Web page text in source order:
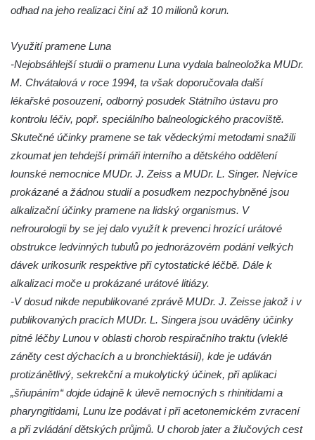
odhad na jeho realizaci činí až 10 milionů korun.
Využití pramene Luna
-Nejobsáhlejší studii o pramenu Luna vydala balneoložka MUDr.
M. Chvátalová v roce 1994, ta však doporučovala další
lékařské posouzení, odborný posudek Státního ústavu pro
kontrolu léčiv, popř. speciálního balneologického pracoviště.
Skutečné účinky pramene se tak vědeckými metodami snažili
zkoumat jen tehdejší primáři interního a dětského oddělení
lounské nemocnice MUDr. J. Zeiss a MUDr. L. Singer. Nejvíce
prokázané a žádnou studií a posudkem nezpochybněné jsou
alkalizační účinky pramene na lidský organismus. V
nefrourologii by se jej dalo využít k prevenci hrozící urátové
obstrukce ledvinných tubulů po jednorázovém podání velkých
dávek urikosurik respektive při cytostatické léčbě. Dále k
alkalizaci moče u prokázané urátové litiázy.
-V dosud nikde nepublikované zprávě MUDr. J. Zeisse jakož i v
publikovaných pracích MUDr. L. Singera jsou uváděny účinky
pitné léčby Lunou v oblasti chorob respiračního traktu (vleklé
záněty cest dýchacích a u bronchiektásií), kde je udáván
protizánětlivý, sekrekční a mukolytický účinek, při aplikaci
„šňupáním“ dojde údajně k úlevě nemocných s rhinitidami a
pharyngitidami, Lunu lze podávat i při acetonemickém zvracení
a při zvládání dětských průjmů. U chorob jater a žlučových cest